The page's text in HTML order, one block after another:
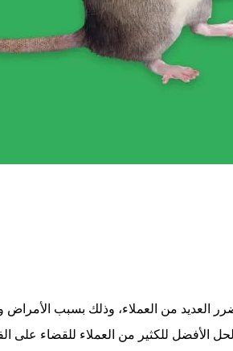
من العملاء، وذلك بسبب الأمراض
الأفضل للكثير من العملاء للقضاء على